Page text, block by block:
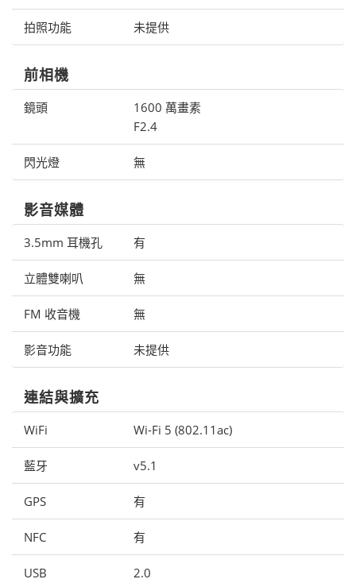
拍照功能 未提供
前相機
鏡頭
1600 萬畫素
F2.4
閃光燈 無
影音媒體
3.5mm 耳機孔 有
立體雙喇叭 無
FM 收音機 無
影音功能 未提供
連結與擴充
WiFi Wi-Fi 5 (802.11ac)
藍牙 v5.1
GPS 有
NFC 有
USB 2.0